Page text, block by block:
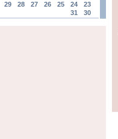
23
24
25
26
27
28
29
30
31